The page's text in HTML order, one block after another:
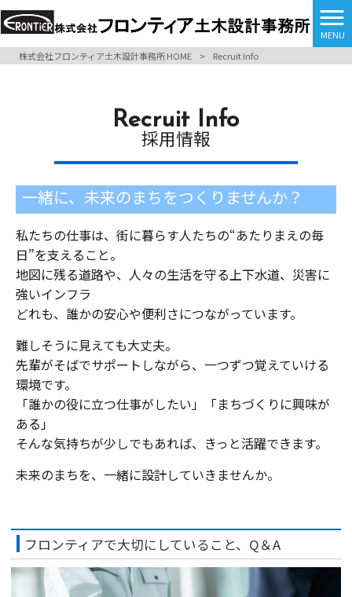
MENU
株式会社フロンティア土木設計事務所 HOME
> Recruit Info
Recruit Info
採用情報
一緒に、未来のまちをつくりませんか？
私たちの仕事は、街に暮らす人たちの“あたりまえの毎
日”を支えること。
地図に残る道路や、人々の生活を守る上下水道、災害に
強いインフラ――
どれも、誰かの安心や便利さにつながっています。
難しそうに見えても大丈夫。
先輩がそばでサポートしながら、一つずつ覚えていける
環境です。
「誰かの役に立つ仕事がしたい」「まちづくりに興味が
ある」
そんな気持ちが少しでもあれば、きっと活躍できます。
未来のまちを、一緒に設計していきませんか。
フロンティアで大切にしていること、Q＆A